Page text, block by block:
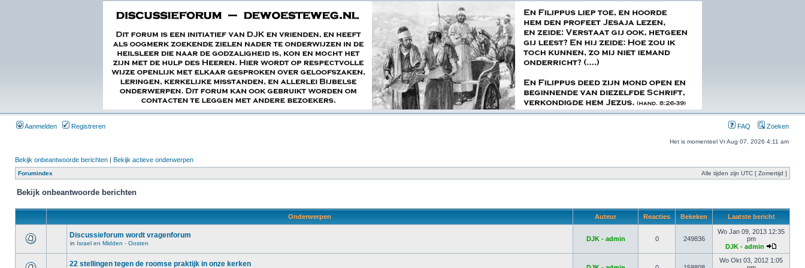
Aanmelden Registreren FAQ Zoeken
Het is momenteel Vr Aug 07, 2026 4:11 am
Bekijk onbeantwoorde berichten | Bekijk actieve onderwerpen
Forumindex Alle tijden zijn UTC [ Zomertijd ]
Bekijk onbeantwoorde berichten
Onderwerpen Auteur Reacties Bekeken Laatste bericht
Discussieforum wordt vragenforum
in Israel en Midden - Oosten
DJK - admin 0 249836
Wo Jan 09, 2013 12:35
pm
DJK - admin
22 stellingen tegen de roomse praktijk in onze kerken
Wo Okt 03, 2012 1:05